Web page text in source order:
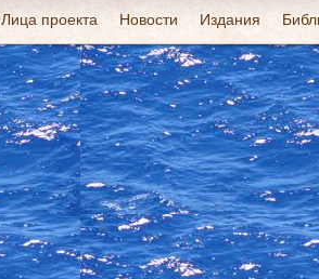
Лица проекта Новости Издания